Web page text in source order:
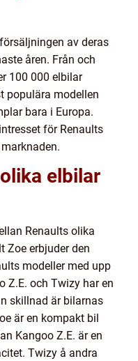
av deras
åren. Från och
100 000 elbilar
populära modellen
bara i Europa.
för Renaults
elbilar
Renaults olika
Zoe erbjuder den
modeller med upp
Z.E. och Twizy har en
skillnad är bilarnas
är en kompakt bil
Kangoo Z.E. är en
Twizy å andra